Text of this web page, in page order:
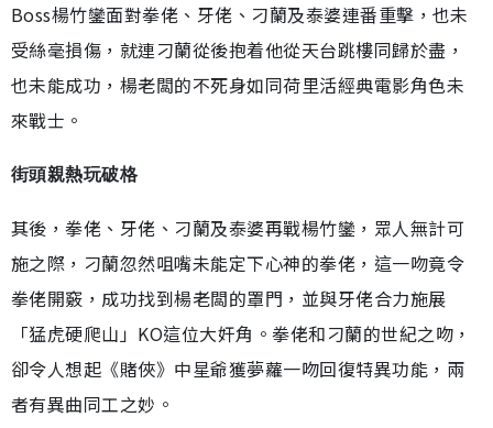
Boss楊竹鑾面對拳佬、牙佬、刁蘭及泰婆連番重擊，也未
受絲毫損傷，就連刁蘭從後抱着他從天台跳樓同歸於盡，
也未能成功，楊老闆的不死身如同荷里活經典電影角色未
來戰士。
街頭親熱玩破格
其後，拳佬、牙佬、刁蘭及泰婆再戰楊竹鑾，眾人無計可
施之際，刁蘭忽然咀嘴未能定下心神的拳佬，這一吻竟令
拳佬開竅，成功找到楊老闆的罩門，並與牙佬合力施展
「猛虎硬爬山」KO這位大奸角。拳佬和刁蘭的世紀之吻，
卻令人想起《賭俠》中星爺獲夢蘿一吻回復特異功能，兩
者有異曲同工之妙。